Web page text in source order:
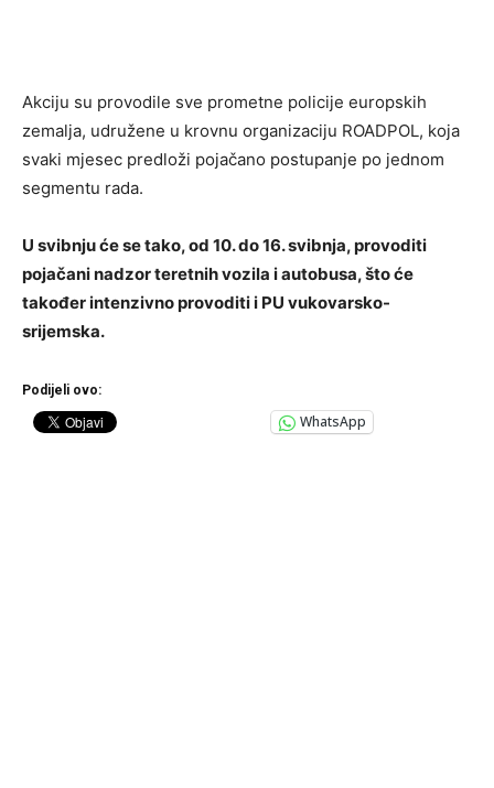
Akciju su provodile sve prometne policije europskih
zemalja, udružene u krovnu organizaciju ROADPOL, koja
svaki mjesec predloži pojačano postupanje po jednom
segmentu rada.
U svibnju će se tako, od 10. do 16. svibnja, provoditi
pojačani nadzor teretnih vozila i autobusa, što će
također intenzivno provoditi i PU vukovarsko-
srijemska.
Podijeli ovo:
WhatsApp